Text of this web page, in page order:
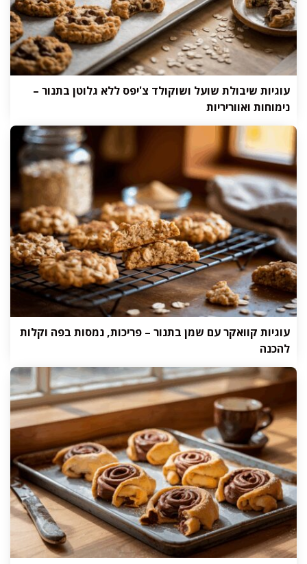
עוגיות שיבולת שועל ושוקולד צ'יפס ללא גלוטן בתנור –
נימוחות ואווריריות
עוגיות קוואקר עם שמן בתנור – פריכות, נמסות בפה וקלות
להכנה